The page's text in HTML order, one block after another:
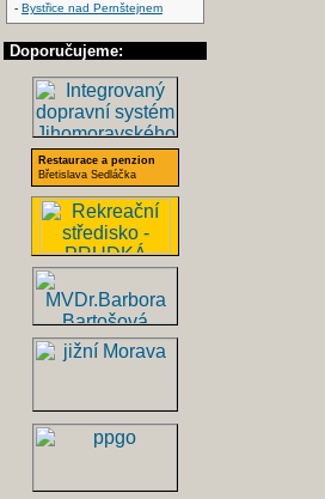
- Bystřice nad Pernštejnem
Doporučujeme:
Restaurace a penzion
Břetislava Sedláčka